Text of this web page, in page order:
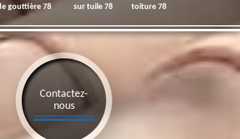
gouttière 78
sur tuile 78
toiture 78
Contactez-
nous